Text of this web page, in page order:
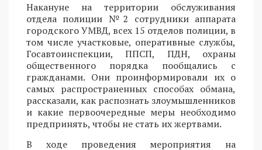
Накануне на территории обслуживания
отдела полиции №2 сотрудники аппарата
городского УМВД, всех 15 отделов полиции, в
том числе участковые, оперативные службы,
Госавтоинспекции, ППСП, ПДН, охраны
общественного порядка пообщались с
гражданами. Они проинформировали их о
самых распространенных способах обмана,
рассказали, как распознать злоумышленников
и какие первоочередные меры необходимо
предпринять, чтобы не стать их жертвами.
В ходе проведения мероприятия на